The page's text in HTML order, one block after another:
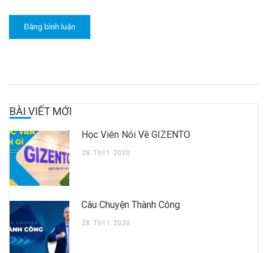
BÀI VIẾT MỚI
Học Viên Nói Về GIZENTO
28 Th11 2020
Câu Chuyện Thành Công
28 Th11 2020